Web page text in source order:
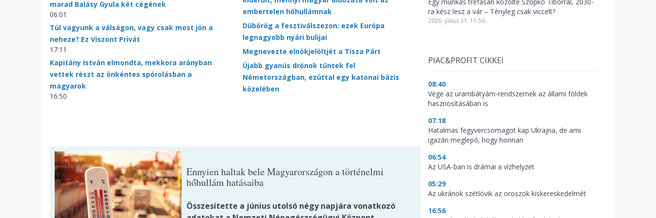
marad Balásy Gyula két cégének
06:01
Túl vagyunk a válságon, vagy csak most jön a
neheze? Ez Viszont Privát
17:11
Kapitány István elmondta, mekkora arányban
vettek részt az önkéntes spórolásban a
magyarok
16:50
embertelen hőhullámnak
Dübörög a fesztiválszezon: ezek Európa
legnagyobb nyári bulijai
Megnevezte elnökjelöltjét a Tisza Párt
Újabb gyanús drónok tűntek fel
Németországban, ezúttal egy katonai bázis
közelében
Ennyien haltak bele Magyarországon a történelmi
hőhullám hatásaiba
Összesítette a június utolsó négy napjára vonatkozó
ra kész lesz a vár – Tényleg csak viccelt?
2026. július 31. 11:56
PIAC&PROFIT CIKKEI
08:40
Vége az urambátyám-rendszernek az állami földek
hasznosításában is
07:18
Hatalmas fegyvercsomagot kap Ukrajna, de ami
igazán meglepő, hogy honnan
06:54
Az USA-ban is drámai a vízhelyzet
05:29
Az ukránok szétlövik az oroszok kiskereskedelmét
16:56